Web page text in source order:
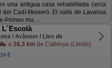
una antigua casa rehabilitada cerca
del Cadí-Moixeró. El valle de Lavansa
Pirineo mu ...
/ Arànser / Lles de
a 16,3 km de Calbinya (Lleida)
24 €